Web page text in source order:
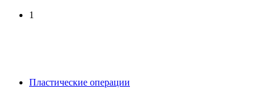
1
Пластические операции